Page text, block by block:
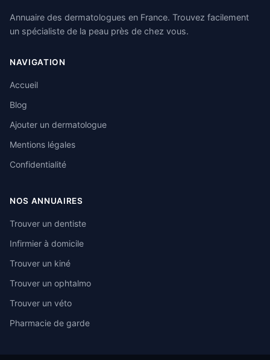
Annuaire des dermatologues en France. Trouvez facilement
un spécialiste de la peau près de chez vous.
NAVIGATION
Accueil
Blog
Ajouter un dermatologue
Mentions légales
Confidentialité
NOS ANNUAIRES
Trouver un dentiste
Infirmier à domicile
Trouver un kiné
Trouver un ophtalmo
Trouver un véto
Pharmacie de garde